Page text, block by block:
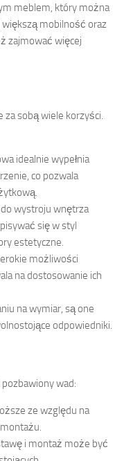
meblem, który można
mobilność oraz
zajmować więcej
za sobą wiele korzyści.
idealnie wypełnia
co pozwala
wystroju wnętrza
się w styl
estetyczne.
możliwości
na dostosowanie ich
na wymiar, są one
odpowiedniki.
wad:
ze względu na
i montaż może być